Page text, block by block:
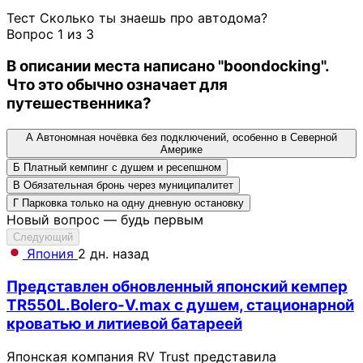
Тест Сколько ты знаешь про автодома?
Вопрос 1 из 3
В описании места написано "boondocking".
Что это обычно означает для
путешественника?
А Автономная ночёвка без подключений, особенно в Северной
Америке
Б Платный кемпинг с душем и ресепшном
В Обязательная бронь через муниципалитет
Г Парковка только на одну дневную остановку
Новый вопрос — будь первым
Следующий
Япония 2 дн. назад
Представлен обновленный японский кемпер
TR550L.Bolero-V.max с душем, стационарной
кроватью и литиевой батареей
Японская компания RV Trust представила